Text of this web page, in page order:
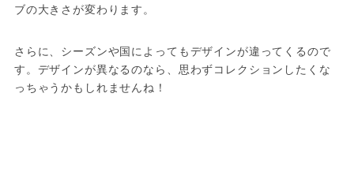
ブの大きさが変わります。
さらに、シーズンや国によってもデザインが違ってくるので
す。デザインが異なるのなら、思わずコレクションしたくな
っちゃうかもしれませんね！